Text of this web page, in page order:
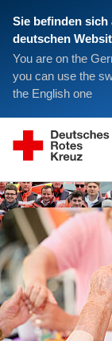
Sie befinden sich
deutschen
You are on the
you can use the
the English one